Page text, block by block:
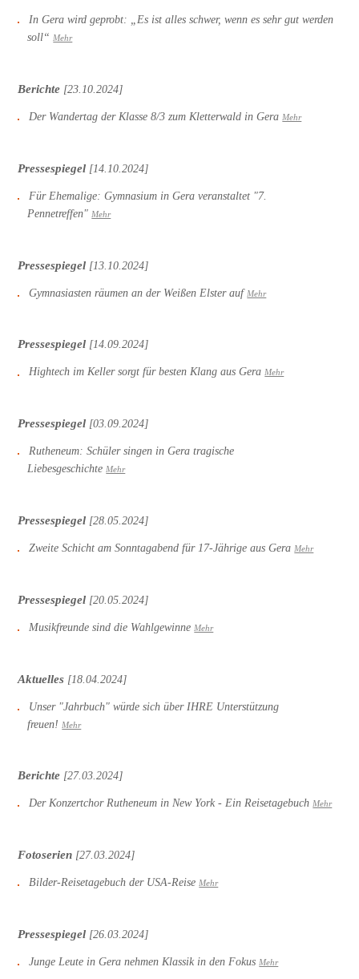
In Gera wird geprobt: „Es ist alles schwer, wenn es sehr gut werden
soll“ Mehr
Berichte [23.10.2024]
Der Wandertag der Klasse 8/3 zum Kletterwald in Gera Mehr
Pressespiegel [14.10.2024]
Für Ehemalige: Gymnasium in Gera veranstaltet "7.
Pennetreffen" Mehr
Pressespiegel [13.10.2024]
Gymnasiasten räumen an der Weißen Elster auf Mehr
Pressespiegel [14.09.2024]
Hightech im Keller sorgt für besten Klang aus Gera Mehr
Pressespiegel [03.09.2024]
Rutheneum: Schüler singen in Gera tragische
Liebesgeschichte Mehr
Pressespiegel [28.05.2024]
Zweite Schicht am Sonntagabend für 17-Jährige aus Gera Mehr
Pressespiegel [20.05.2024]
Musikfreunde sind die Wahlgewinne Mehr
Aktuelles [18.04.2024]
Unser "Jahrbuch" würde sich über IHRE Unterstützung
freuen! Mehr
Berichte [27.03.2024]
Der Konzertchor Rutheneum in New York - Ein Reisetagebuch Mehr
Fotoserien [27.03.2024]
Bilder-Reisetagebuch der USA-Reise Mehr
Pressespiegel [26.03.2024]
Junge Leute in Gera nehmen Klassik in den Fokus Mehr